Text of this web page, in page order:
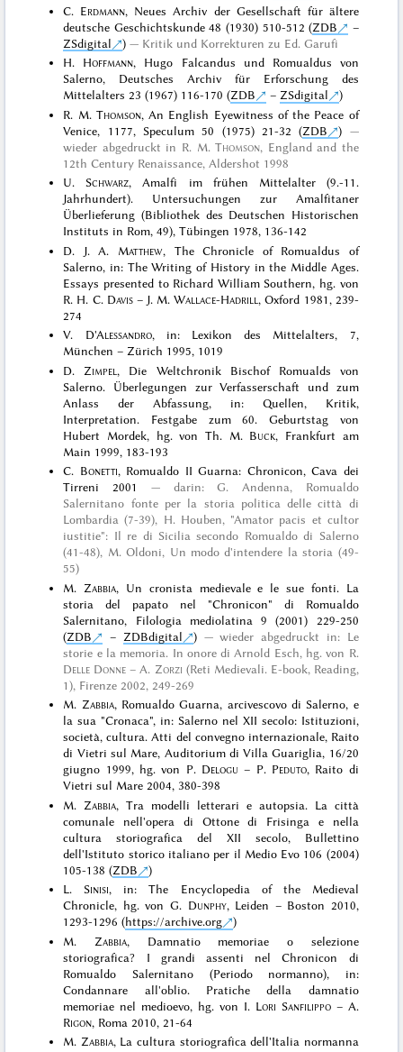
C. Erdmann, Neues Archiv der Gesellschaft für ältere
deutsche Geschichtskunde 48 (1930) 510-512 (ZDB
–
ZSdigital
)
Kritik und Korrekturen zu Ed. Garufi
H. Hoffmann, Hugo Falcandus und Romualdus von
Salerno, Deutsches Archiv für Erforschung des
Mittelalters 23 (1967) 116-170 (ZDB – ZSdigital
)
R. M. Thomson, An English Eyewitness of the Peace of
Venice, 1177, Speculum 50 (1975) 21-32 (ZDB
)
wieder abgedruckt in R. M.Thomson, England and the
12th Century Renaissance, Aldershot 1998
U. Schwarz, Amalfi im frühen Mittelalter (9.-11.
Jahrhundert). Untersuchungen zur Amalfitaner
Überlieferung (Bibliothek des Deutschen Historischen
Instituts in Rom, 49), Tübingen 1978, 136-142
D. J. A. Matthew, The Chronicle of Romualdus of
Salerno, in: The Writing of History in the Middle Ages.
Essays presented to Richard William Southern, hg. von
R. H. C. Davis– J. M.Wallace-Hadrill , Oxford 1981, 239-
274
V. D'Alessandro, in: Lexikon des Mittelalters, 7,
München – Zürich 1995, 1019
D. Zimpel , Die Weltchronik Bischof Romualds von
Salerno. Überlegungen zur Verfasserschaft und zum
Anlass der Abfassung, in: Quellen, Kritik,
Interpretation. Festgabe zum 60. Geburtstag von
Hubert Mordek, hg. von Th. M. Buck, Frankfurt am
Main 1999, 183-193
C. Bonetti, Romualdo II Guarna: Chronicon, Cava dei
Tirreni 2001
darin: G. Andenna, Romualdo
Salernitano fonte per la storia politica delle città di
Lombardia (7-39), H. Houben, "Amator pacis et cultor
iustitie": Il re di Sicilia secondo Romualdo di Salerno
(41-48), M. Oldoni, Un modo d'intendere la storia (49-
55)
M. Zabbia, Un cronista medievale e le sue fonti. La
storia del papato nel "Chronicon" di Romualdo
Salernitano, Filologia mediolatina 9 (2001) 229-250
(ZDB – ZDBdigital ) wieder abgedruckt in: Le
storie e la memoria. In onore di Arnold Esch, hg. von R.
Delle Donne – A. Zorzi (Reti Medievali. E-book, Reading,
1), Firenze 2002, 249-269
M. Zabbia, Romualdo Guarna, arcivescovo di Salerno, e
la sua "Cronaca", in: Salerno nel XII secolo: Istituzioni,
società, cultura. Atti del convegno internazionale, Raito
di Vietri sul Mare, Auditorium di Villa Guariglia, 16/20
giugno 1999, hg. von P. Delogu – P. Peduto, Raito di
Vietri sul Mare 2004, 380-398
M. Zabbia, Tra modelli letterari e autopsia. La città
comunale nell'opera di Ottone di Frisinga e nella
cultura storiografica del XII secolo, Bullettino
dell'Istituto storico italiano per il Medio Evo 106 (2004)
105-138 (ZDB
)
L. Sinisi, in: The Encyclopedia of the Medieval
Chronicle, hg. von G. Dunphy, Leiden – Boston 2010,
1293-1296 (https://archive.org
)
M. Zabbia, Damnatio memoriae o selezione
storiografica? I grandi assenti nel Chronicon di
Romualdo Salernitano (Periodo normanno), in:
Condannare all'oblio. Pratiche della damnatio
memoriae nel medioevo, hg. von I. Lori Sanfilippo– A.
Rigon, Roma 2010, 21-64
M. Zabbia, La cultura storiografica dell'Italia normanna